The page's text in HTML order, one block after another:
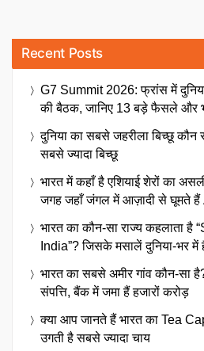
Recent Posts
G7 Summit 2026: फ्रांस में
की बैठक, जानिए 13 बड़े फैसले और
दुनिया का सबसे जहरीला बिच्छू कौन
सबसे ज्यादा बिच्छू
भारत में कहाँ है एशियाई शेरों का
जगह जहाँ जंगल में आज़ादी से घूमते
भारत का कौन-सा राज्य कहलाता है
India”? जिसके मसालें दुनिया-भर में
भारत का सबसे अमीर गांव कौन-सा
संपत्ति, बैंक में जमा हैं हजारों करोड़
क्या आप जानते हैं भारत का Tea
उगती है सबसे ज्यादा चाय